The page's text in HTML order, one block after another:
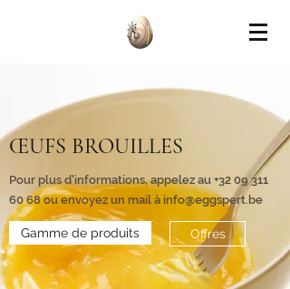
ŒUFS BROUILLES
Pour plus d'informations, appelez au +32 09 311
60 68ou envoyez un mail à info@eggspert.be
Gamme de produits Offres